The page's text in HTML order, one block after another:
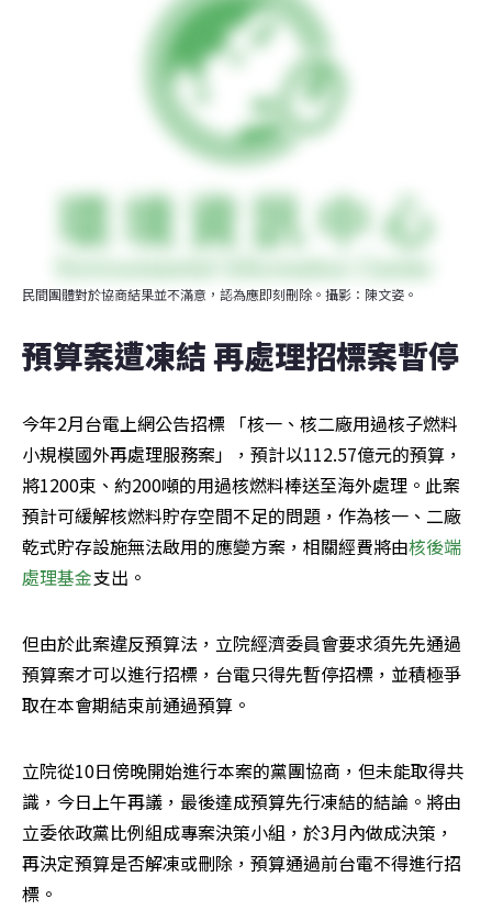
民間團體對於協商結果並不滿意，認為應即刻刪除。攝影：陳文姿。
預算案遭凍結 再處理招標案暫停
今年2月台電上網公告招標 「核一、核二廠用過核子燃料
小規模國外再處理服務案」，預計以112.57億元的預算，
將1200束、約200噸的用過核燃料棒送至海外處理。此案
預計可緩解核燃料貯存空間不足的問題，作為核一、二廠
乾式貯存設施無法啟用的應變方案，相關經費將由核後端
處理基金支出。
但由於此案違反預算法，立院經濟委員會要求須先先通過
預算案才可以進行招標，台電只得先暫停招標，並積極爭
取在本會期結束前通過預算。
立院從10日傍晚開始進行本案的黨團協商，但未能取得共
識，今日上午再議，最後達成預算先行凍結的結論。將由
立委依政黨比例組成專案決策小組，於3月內做成決策，
再決定預算是否解凍或刪除，預算通過前台電不得進行招
標。